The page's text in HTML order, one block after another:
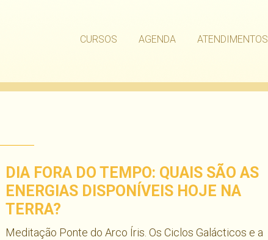
CURSOS AGENDA ATENDIMENTOS
DIA FORA DO TEMPO: QUAIS SÃO AS
ENERGIAS DISPONÍVEIS HOJE NA
TERRA?
Meditação Ponte do Arco Íris. Os Ciclos Galácticos e a